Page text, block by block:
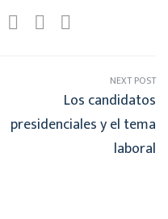
NEXT POST
Los candidatos
presidenciales y el tema
laboral